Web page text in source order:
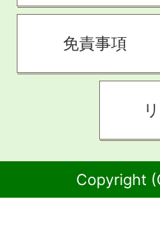
免責事項
Copyright